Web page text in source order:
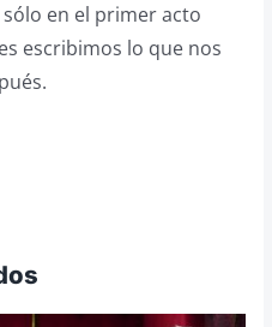
en el primer acto
escribimos lo que nos